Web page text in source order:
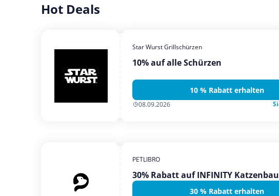
Hot Deals
Star Wurst Grillschürzen
10% auf alle Schürzen
10 % Rabatt erhalten
08.09.2026
PETLIBRO
30% Rabatt auf INFINITY
30 % Rabatt erhalten